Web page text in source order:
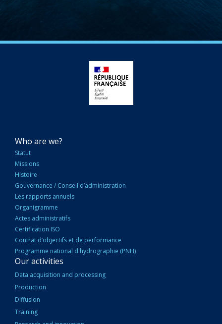
NAVIGATION
PRINCIPALE
Who are we?
Statut
Missions
Histoire
Gouvernance / Conseil d’administration
Les rapports annuels
Organigramme
Actes administratifs
Certification ISO
Contrat d’objectifs et de performance
Programme national d'hydrographie (PNH)
Our activities
Data acquisition and processing
Production
Diffusion
Training